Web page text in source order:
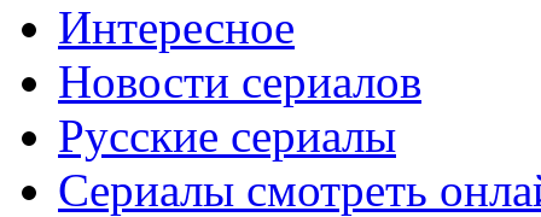
Интересное
Новости сериалов
Русские сериалы
Сериалы смотреть